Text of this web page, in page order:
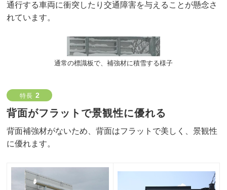
通行する車両に衝突したり交通障害を与えることが懸念さ
れています。
通常の標識板で、補強材に積雪する様子
特長 2
背面がフラットで景観性に優れる
背面補強材がないため、背面はフラットで美しく、景観性
に優れます。